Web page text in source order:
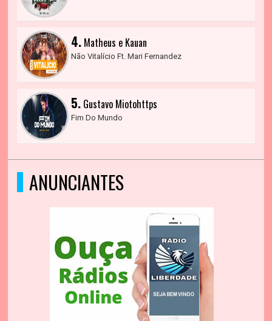
4. Matheus e Kauan
Não Vitalício Ft. Mari Fernandez
5. Gustavo Miotohttps
Fim Do Mundo
ANUNCIANTES